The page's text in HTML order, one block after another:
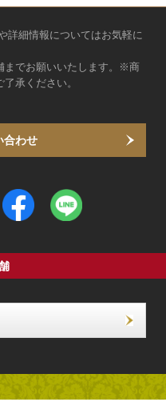
詳細情報についてはお気軽に
までお願いいたします。※商
承ください。
合わせ